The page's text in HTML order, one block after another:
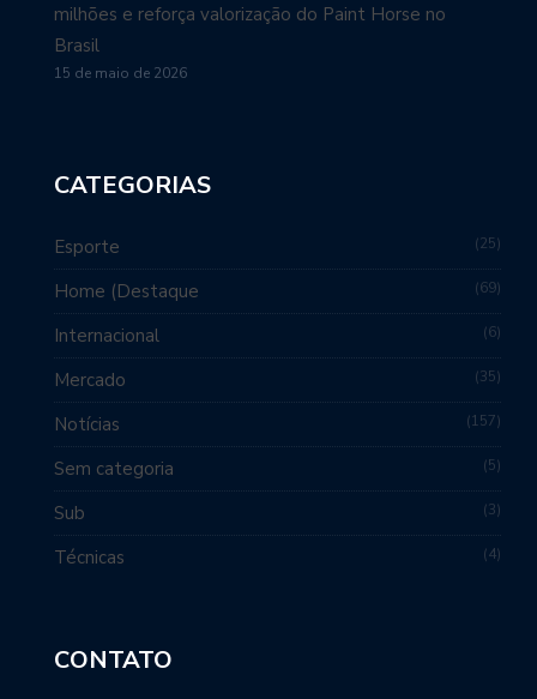
milhões e reforça valorização do Paint Horse no
Brasil
15 de maio de 2026
CATEGORIAS
Esporte 25
Home (Destaque 69
Internacional 6
Mercado 35
Notícias 157
Sem categoria 5
Sub 3
Técnicas 4
CONTATO